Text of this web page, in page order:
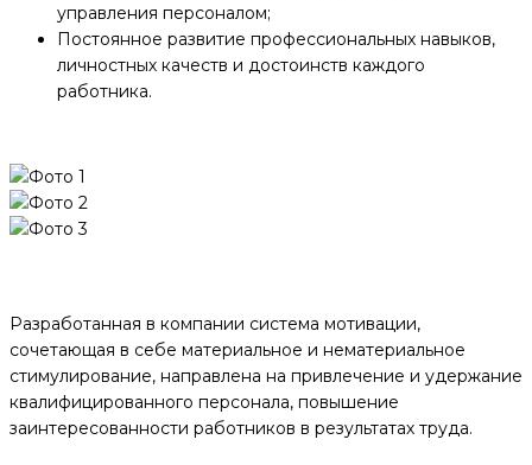
управления персоналом;
Постоянное развитие профессиональных навыков,
личностных качеств и достоинств каждого
работника.
Разработанная в компании система мотивации,
сочетающая в себе материальное и нематериальное
стимулирование, направлена на привлечение и удержание
квалифицированного персонала, повышение
заинтересованности работников в результатах труда.